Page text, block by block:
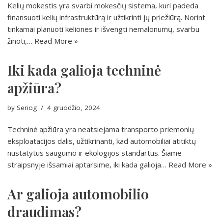
Kelių mokestis yra svarbi mokesčių sistema, kuri padeda
finansuoti kelių infrastruktūrą ir užtikrinti jų priežiūrą. Norint
tinkamai planuoti keliones ir išvengti nemalonumų, svarbu
žinoti,… Read More »
Iki kada galioja techninė
apžiūra?
by Seriog 4 gruodžio, 2024
Techninė apžiūra yra neatsiejama transporto priemonių
eksploatacijos dalis, užtikrinanti, kad automobiliai atitiktų
nustatytus saugumo ir ekologijos standartus. Šiame
straipsnyje išsamiai aptarsime, iki kada galioja… Read More »
Ar galioja automobilio
draudimas?